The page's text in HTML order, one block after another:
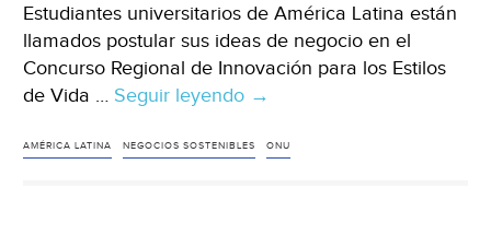
Estudiantes universitarios de América Latina están
llamados postular sus ideas de negocio en el
Concurso Regional de Innovación para los Estilos
de Vida … Seguir leyendo América
La
→
AMÉRICA LATINA NEGOCIOS SOSTENIBLES ONU